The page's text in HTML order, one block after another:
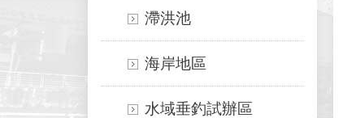
滯洪池
海岸地區
水域垂釣試辦區